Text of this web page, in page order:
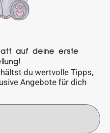
auf deine erste
du wertvolle Tipps,
Angebote für dich